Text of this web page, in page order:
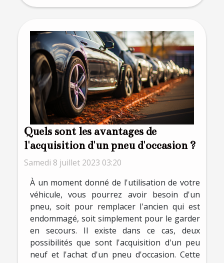
Quels sont les avantages de
l'acquisition d'un pneu d'occasion ?
Samedi 8 juillet 2023 03:20
À un moment donné de l'utilisation de votre
véhicule, vous pourrez avoir besoin d'un
pneu, soit pour remplacer l'ancien qui est
endommagé, soit simplement pour le garder
en secours. Il existe dans ce cas, deux
possibilités que sont l'acquisition d'un peu
neuf et l'achat d'un pneu d'occasion. Cette